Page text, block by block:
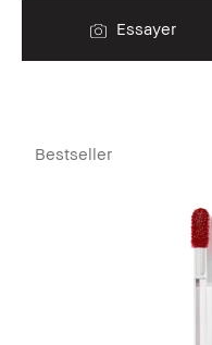
Essayer
Bestseller